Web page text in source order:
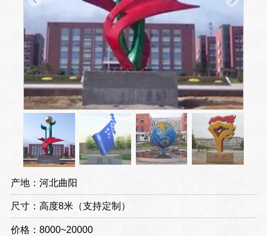
产地：河北曲阳
尺寸：高度8米（支持定制）
价格：8000~20000